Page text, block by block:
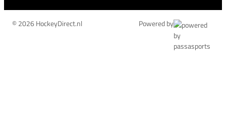
© 2026 HockeyDirect.nl Powered by